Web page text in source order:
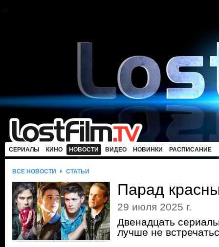
СЕРИАЛЫ КИНО НОВОСТИ ВИДЕО НОВИНКИ РАСПИСАНИЕ
ВСЕ НОВОСТИ СТАТЬИ
Парад
29 июля 2025 г.
Двенадцать
лучше не